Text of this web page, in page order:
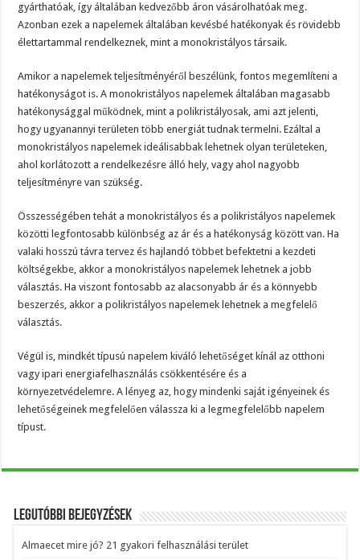
gyárthatóak, így általában kedvezőbb áron vásárolhatóak meg.
Azonban ezek a napelemek általában kevésbé hatékonyak és rövidebb
élettartammal rendelkeznek, mint a monokristályos társaik.
Amikor a napelemek teljesítményéről beszélünk, fontos megemlíteni a
hatékonyságot is. A monokristályos napelemek általában magasabb
hatékonysággal működnek, mint a polikristályosak, ami azt jelenti,
hogy ugyanannyi területen több energiát tudnak termelni. Ezáltal a
monokristályos napelemek ideálisabbak lehetnek olyan területeken,
ahol korlátozott a rendelkezésre álló hely, vagy ahol nagyobb
teljesítményre van szükség.
Összességében tehát a monokristályos és a polikristályos napelemek
közötti legfontosabb különbség az ár és a hatékonyság között van. Ha
valaki hosszú távra tervez és hajlandó többet befektetni a kezdeti
költségekbe, akkor a monokristályos napelemek lehetnek a jobb
választás. Ha viszont fontosabb az alacsonyabb ár és a könnyebb
beszerzés, akkor a polikristályos napelemek lehetnek a megfelelő
választás.
Végül is, mindkét típusú napelem kiváló lehetőséget kínál az otthoni
vagy ipari energiafelhasználás csökkentésére és a
környezetvédelemre. A lényeg az, hogy mindenki saját igényeinek és
lehetőségeinek megfelelően válassza ki a legmegfelelőbb napelem
típust.
Legutóbbi bejegyzések
Almaecet mire jó? 21 gyakori felhasználási terület